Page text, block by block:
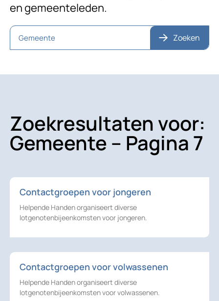
en gemeenteleden.
Zoeken
Zoekresultaten voor:
Gemeente – Pagina 7
Contactgroepen voor jongeren
Helpende Handen organiseert diverse
lotgenotenbijeenkomsten voor jongeren.
Contactgroepen voor volwassenen
Helpende Handen organiseert diverse
lotgenotenbijeenkomsten voor volwassenen.